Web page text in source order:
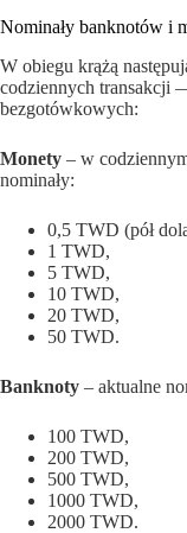
Nominały banknotów i
W obiegu krążą
codziennych transakcji
bezgotówkowych:
Monety – w
nominały:
0,5 TWD (pół
1 TWD,
5 TWD,
10 TWD,
20 TWD,
50 TWD.
Banknoty – aktualne
100 TWD,
200 TWD,
500 TWD,
1000 TWD,
2000 TWD.